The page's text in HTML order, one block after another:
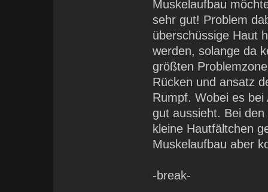
Muskelaufbau
sehr gut! Problem
überschüssige Haut
werden, solange da
größten
Rücken und ansatz
Rumpf. Wobei es
gut aussieht. Bei
kleine Hautfältchen
Muskelaufbau aber
-break-